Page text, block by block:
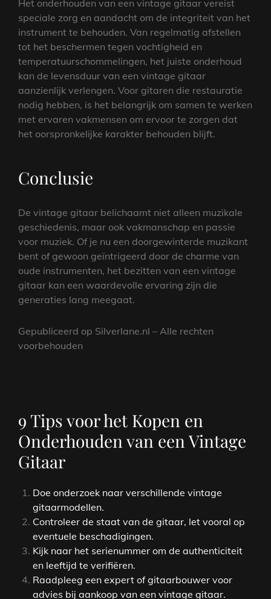
Het onderhouden van een vintage gitaar vereist
speciale zorg en aandacht om de integriteit van het
instrument te behouden. Van regelmatig afstellen
tot het beschermen tegen vochtigheid en
temperatuurschommelingen, het juiste onderhoud
kan de levensduur van een vintage gitaar
aanzienlijk verlengen. Voor gitaren die restauratie
nodig hebben, is het belangrijk om samen te werken
met ervaren vakmensen om ervoor te zorgen dat
het oorspronkelijke karakter behouden blijft.
Conclusie
De vintage gitaar belichaamt niet alleen muzikale
geschiedenis, maar ook vakmanschap en passie
voor muziek. Of je nu een doorgewinterde muzikant
bent of gewoon geïntrigeerd door de charme van
oude instrumenten, het bezitten van een vintage
gitaar kan een waardevolle ervaring zijn die
generaties lang meegaat.
Gepubliceerd op Silverlane.nl – Alle rechten
voorbehouden
9 Tips voor het Kopen en
Onderhouden van een Vintage
Gitaar
Doe onderzoek naar verschillende vintage
gitaarmodellen.
Controleer de staat van de gitaar, let vooral op
eventuele beschadigingen.
Kijk naar het serienummer om de authenticiteit
en leeftijd te verifiëren.
Raadpleeg een expert of gitaarbouwer voor
advies bij aankoop van een vintage gitaar.